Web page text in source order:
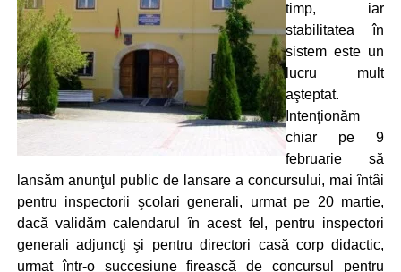
timp, iar
stabilitatea în
sistem este un
lucru mult
aşteptat.
Intenţionăm
chiar pe 9
februarie să
lansăm anunţul public de lansare a concursului, mai întâi
pentru inspectorii şcolari generali, urmat pe 20 martie,
dacă validăm calendarul în acest fel, pentru inspectori
generali adjuncţi şi pentru directori casă corp didactic,
urmat într-o succesiune firească de concursul pentru